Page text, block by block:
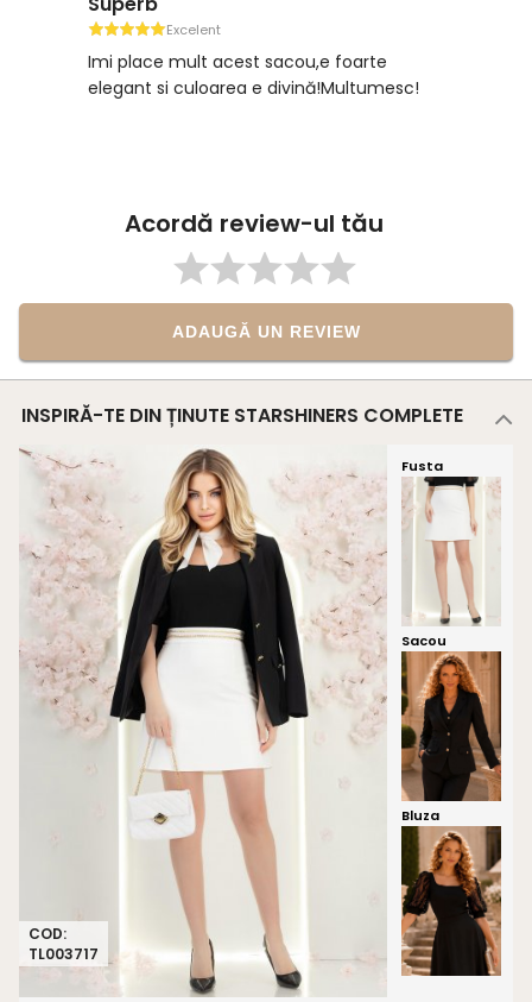
Excelent
Imi place mult acest sacou,e foarte
elegant si culoarea e divină!Multumesc!
Acordă review-ul tău
ADAUGĂ UN REVIEW
INSPIRĂ-TE DIN ȚINUTE STARSHINERS COMPLETE
COD:
TL003717
Fusta
Sacou
Bluza